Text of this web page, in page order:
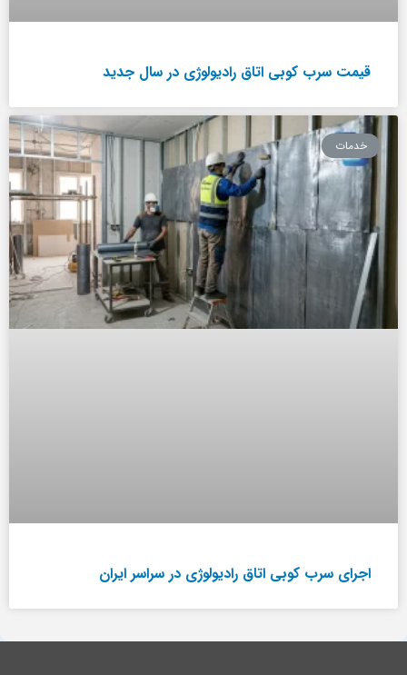
قیمت سرب کوبی اتاق رادیولوژی در سال جدید
خدمات
اجرای سرب کوبی اتاق رادیولوژی در سراسر ایران